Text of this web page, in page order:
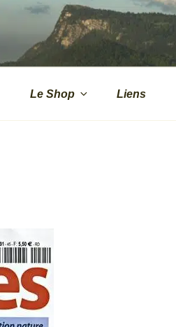
Le Shop Liens